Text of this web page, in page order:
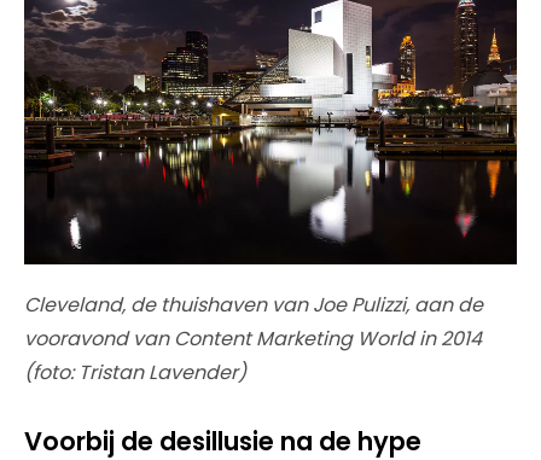
Cleveland, de thuishaven van Joe Pulizzi, aan de
vooravond van Content Marketing World in 2014
(foto: Tristan Lavender)
Voorbij de desillusie na de hype